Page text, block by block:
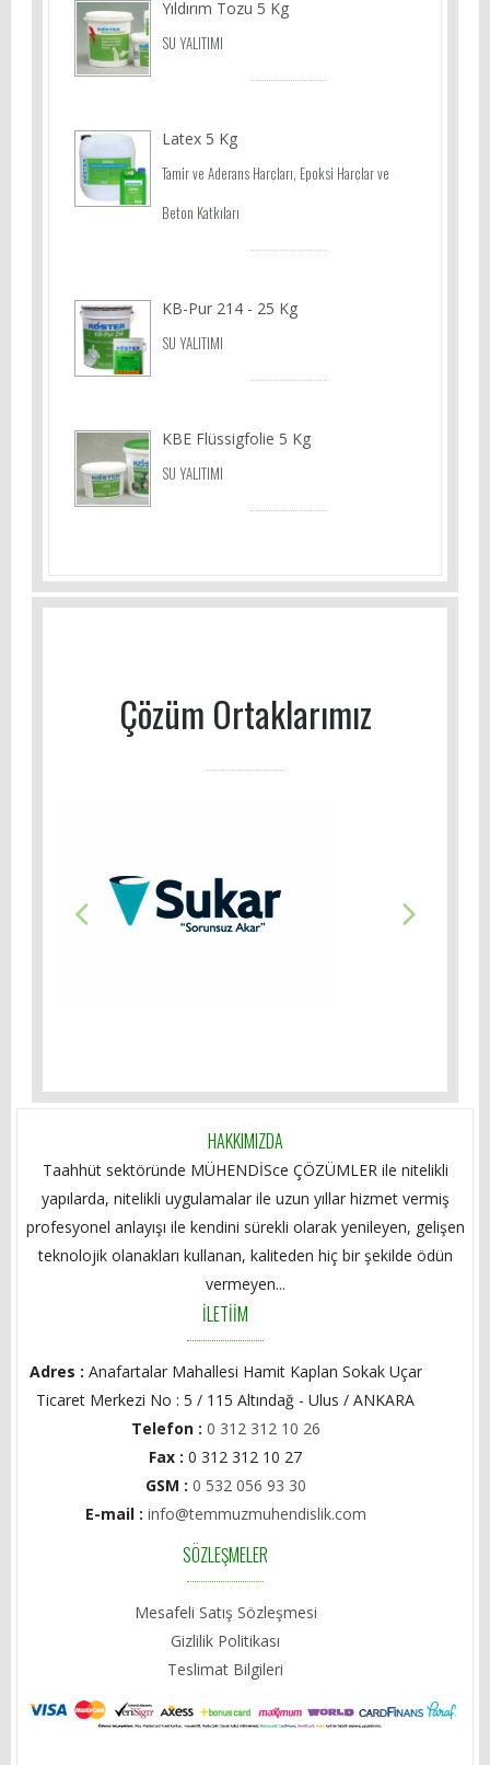
Yıldırım Tozu 5 Kg
SU YALITIMI
Latex 5 Kg
Tamir ve Aderans Harçları, Epoksi Harçlar ve
Beton Katkıları
KB-Pur 214 - 25 Kg
SU YALITIMI
KBE Flüssigfolie 5 Kg
SU YALITIMI
Çözüm Ortaklarımız
HAKKIMIZDA
Taahhüt sektöründe MÜHENDİSce ÇÖZÜMLER ile nitelikli
yapılarda, nitelikli uygulamalar ile uzun yıllar hizmet vermiş
profesyonel anlayışı ile kendini sürekli olarak yenileyen, gelişen
teknolojik olanakları kullanan, kaliteden hiç bir şekilde ödün
vermeyen...
İLETİİM
Adres : Anafartalar Mahallesi Hamit Kaplan Sokak Uçar
Ticaret Merkezi No : 5 / 115 Altındağ - Ulus / ANKARA
Telefon : 0 312 312 10 26
Fax :0 312 312 10 27
GSM : 0 532 056 93 30
E-mail : info@temmuzmuhendislik.com
SÖZLEŞMELER
Mesafeli Satış Sözleşmesi
Gizlilik Politikası
Teslimat Bilgileri